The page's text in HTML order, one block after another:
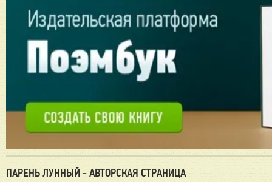
ПАРЕНЬ ЛУННЫЙ - АВТОРСКАЯ СТРАНИЦА